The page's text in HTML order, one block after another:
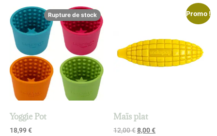
Rupture de stock
Yoggie Pot
18,99€
Promo !
Maïs plat
12,00€8,00€